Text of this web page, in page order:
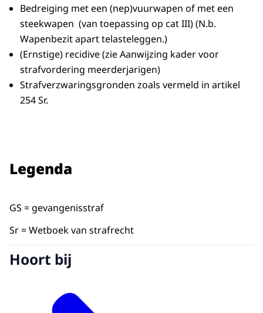
Bedreiging met een (nep)vuurwapen of met een
steekwapen (van toepassing op cat III) (N.b.
Wapenbezit apart telasteleggen.)
(Ernstige) recidive (zie Aanwijzing kader voor
strafvordering meerderjarigen)
Strafverzwaringsgronden zoals vermeld in artikel
254 Sr.
Legenda
GS = gevangenisstraf
Sr = Wetboek van strafrecht
Hoort bij